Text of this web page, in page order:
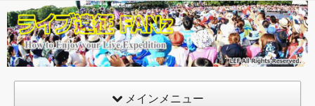
ライ
ブ遠
征
FANz
メインメニュー